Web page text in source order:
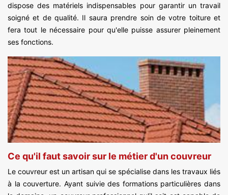
dispose des matériels indispensables pour garantir un travail
soigné et de qualité. Il saura prendre soin de votre toiture et
fera tout le nécessaire pour qu'elle puisse assurer pleinement
ses fonctions.
Ce qu'il faut savoir sur le métier d'un couvreur
Le couvreur est un artisan qui se spécialise dans les travaux liés
à la couverture. Ayant suivie des formations particulières dans